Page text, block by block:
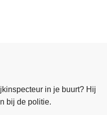
in je buurt? Hij
bij de politie.